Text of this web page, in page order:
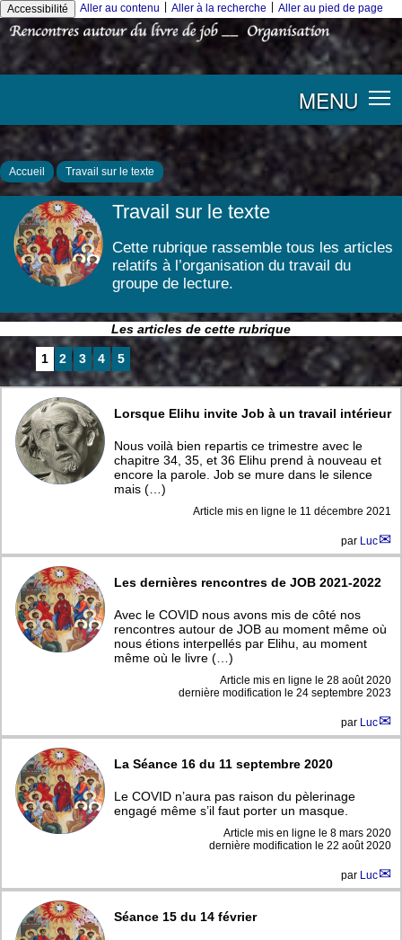
Accessibilité Aller au contenu Aller à la recherche Aller au pied de page
MENU
Accueil Travail sur le texte
Travail sur le texte
Cette rubrique rassemble tous les articles
relatifs à l’organisation du travail du
groupe de lecture.
Les articles de cette rubrique
1 2 3 4 5
Lorsque Elihu invite Job à un travail intérieur
Nous voilà bien repartis ce trimestre avec le
chapitre 34, 35, et 36 Elihu prend à nouveau et
encore la parole. Job se mure dans le silence
mais (…)
Article mis en ligne le 11 décembre 2021
par Luc
Les dernières rencontres de JOB 2021-2022
Avec le COVID nous avons mis de côté nos
rencontres autour de JOB au moment même où
nous étions interpellés par Elihu, au moment
même où le livre (…)
Article mis en ligne le 28 août 2020
dernière modification le 24 septembre 2023
par Luc
La Séance 16 du 11 septembre 2020
Le COVID n’aura pas raison du pèlerinage
engagé même s’il faut porter un masque.
Article mis en ligne le 8 mars 2020
dernière modification le 22 août 2020
par Luc
Séance 15 du 14 février